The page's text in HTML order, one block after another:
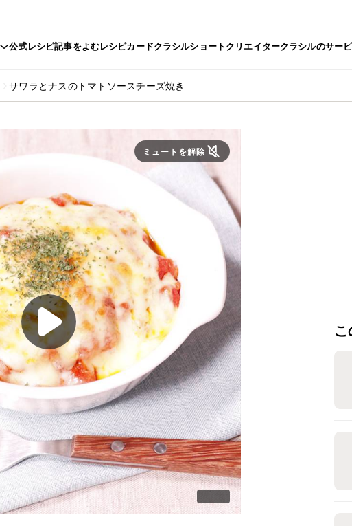
公式レシピ記事をよむレシピカードクラシルショートクリエイタークラシルのサー
サワラとナスのトマトソースチーズ焼き
ミュートを解除